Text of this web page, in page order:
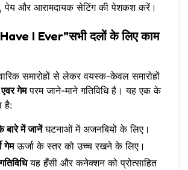
पेय और आरामदायक सेटिंग की पेशकश करें।
I Ever"सभी दलों के लिए काम
समारोहों से लेकर वयस्क-केवल समारोहों
गेमपरम जाने-माने गतिविधि है। यह एक के
है:
में जानेंघटनाओं में अजनबियों के लिए।
गेमऊर्जा के स्तर को उच्च रखने के लिए।
यह हँसी और कनेक्शन को प्रोत्साहित